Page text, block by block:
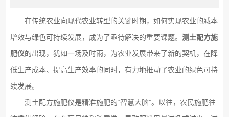
在传统农业向现代农业转型的关键时期，如何实现农业的减本
增效与绿色可持续发展，成为了亟待解决的重要课题。 测土配方施
肥仪的出现，犹如一场及时雨，为农业发展带来了新的契机，在降
低生产成本、提高生产效率的同时，有力地推动了农业的绿色可持
续发展。
测土配方施肥仪是精准施肥的“智慧大脑”。以往，农民施肥往